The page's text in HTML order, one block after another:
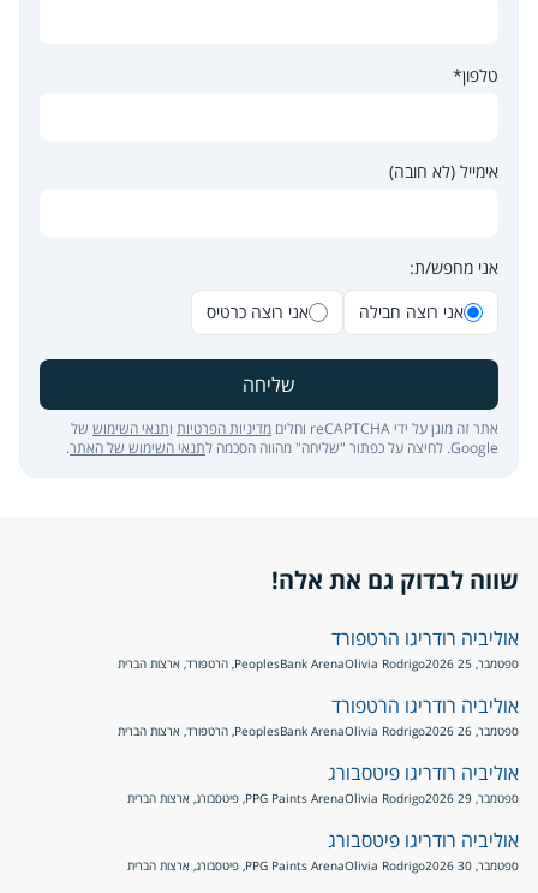
טלפון*
אימייל (לא חובה)
אני מחפש/ת:
אני רוצה חבילה
אני רוצה כרטיס
שליחה
אתר זה מוגן על ידי reCAPTCHA וחלים מדיניות הפרטיות ותנאי השימוש של
Google. לחיצה על כפתור "שליחה" מהווה הסכמה ל
תנאי השימוש של האתר.
שווה לבדוק גם את אלה!
אוליביה רודריגו הרטפורד
ספטמבר, 25 2026 Olivia RodrigoPeoplesBank Arena, הרטפורד, ארצות הברית
אוליביה רודריגו הרטפורד
ספטמבר, 26 2026 Olivia RodrigoPeoplesBank Arena, הרטפורד, ארצות הברית
אוליביה רודריגו פיטסבורג
ספטמבר, 29 2026 Olivia RodrigoPPG Paints Arena, פיטסבורג, ארצות הברית
אוליביה רודריגו פיטסבורג
ספטמבר, 30 2026 Olivia RodrigoPPG Paints Arena, פיטסבורג, ארצות הברית